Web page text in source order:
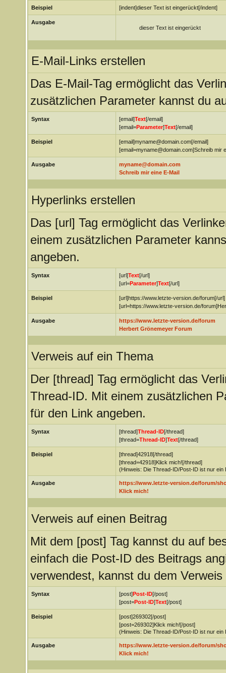
Beispiel [indent]dieser Text ist eingerückt[/indent]
Ausgabe
dieser Text ist eingerückt
E-Mail-Links erstellen
Das E-Mail-Tag ermöglicht das
zusätzlichen Parameter kannst du
Syntax [email]Text[/email]
[email=Parameter]Text[/email]
Beispiel
[email]myname@domain.com[/email]
[email=myname@domain.com]Schreib mir
Ausgabe
myname@domain.com
Schreib mir eine E-Mail
Hyperlinks erstellen
Das [url] Tag ermöglicht das
einem zusätzlichen Parameter
angeben.
Syntax [url]Text[/url]
[url=Parameter]Text[/url]
Beispiel
[url]https://www.letzte-version.de/forum[/url]
[url=https://www.letzte-version.de/
Ausgabe
https://www.letzte-version.de/forum
Herbert Grönemeyer Forum
Verweis auf ein Thema
Der [thread] Tag ermöglicht das
Thread-ID. Mit einem zusätzlichen
für den Link angeben.
Syntax [thread]Thread-ID[/thread]
[thread=Thread-ID]Text[/thread]
Beispiel
[thread]42918[/thread]
[thread=42918]Klick mich![/thread]
(Hinweis: Die Thread-ID/Post-ID ist nur
Ausgabe
https://www.letzte-version.de/forum/
Klick mich!
Verweis auf einen Beitrag
Mit dem [post] Tag kannst du auf
einfach die Post-ID des Beitrags
verwendest, kannst du dem
Syntax [post]Post-ID[/post]
[post=Post-ID]Text[/post]
Beispiel
[post]269302[/post]
[post=269302]Klick mich![/post]
(Hinweis: Die Thread-ID/Post-ID ist nur
Ausgabe
https://www.letzte-version.de/forum/
Klick mich!